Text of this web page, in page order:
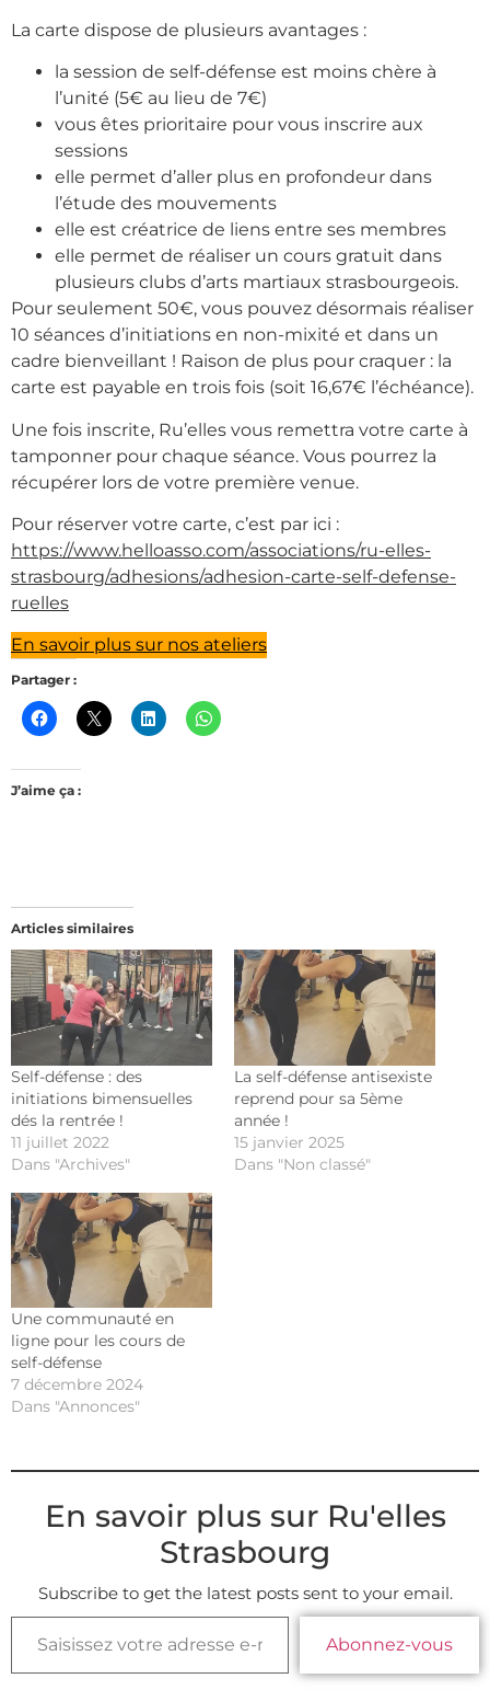
La carte dispose de plusieurs avantages :
la session de self-défense est moins chère à
l’unité (5€ au lieu de 7€)
vous êtes prioritaire pour vous inscrire aux
sessions
elle permet d’aller plus en profondeur dans
l’étude des mouvements
elle est créatrice de liens entre ses membres
elle permet de réaliser un cours gratuit dans
plusieurs clubs d’arts martiaux strasbourgeois.
Pour seulement 50€, vous pouvez désormais réaliser
10 séances d’initiations en non-mixité et dans un
cadre bienveillant ! Raison de plus pour craquer : la
carte est payable en trois fois (soit 16,67€ l’échéance).
Une fois inscrite, Ru’elles vous remettra votre carte à
tamponner pour chaque séance. Vous pourrez la
récupérer lors de votre première venue.
Pour réserver votre carte, c’est par ici :
https://www.helloasso.com/associations/ru-elles-
strasbourg/adhesions/adhesion-carte-self-defense-
ruelles
En savoir plus sur nos ateliers
Partager :
J’aime ça :
Articles similaires
Self-défense : des
initiations bimensuelles
dés la rentrée !
11 juillet 2022
Dans "Archives"
La self-défense antisexiste
reprend pour sa 5ème
année !
15 janvier 2025
Dans "Non classé"
Une communauté en
ligne pour les cours de
self-défense
7 décembre 2024
Dans "Annonces"
En savoir plus sur Ru'elles
Strasbourg
Subscribe to get the latest posts sent to your email.
Abonnez-vous